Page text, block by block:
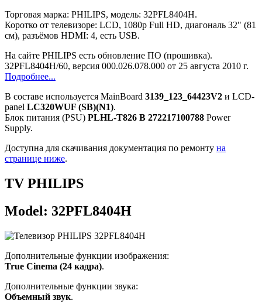
Торговая марка: PHILIPS, модель: 32PFL8404H.
Коротко от телевизоре: LCD, 1080p Full HD, диагональ 32" (81
см), разъёмов HDMI: 4, есть USB.
На сайте PHILIPS есть обновление ПО (прошивка).
32PFL8404H/60, версия 000.026.078.000 от 25 августа 2010 г.
Подробнее...
В составе используется MainBoard 3139_123_64423V2 и LCD-
panel LC320WUF (SB)(N1).
Блок питания (PSU) PLHL-T826 B 272217100788 Power
Supply.
Доступна для скачивания документация по ремонту на
странице ниже.
TV PHILIPS
Model: 32PFL8404H
Дополнительные функции изображения:
True Cinema (24 кадра).
Дополнительные функции звука:
Объемный звук.